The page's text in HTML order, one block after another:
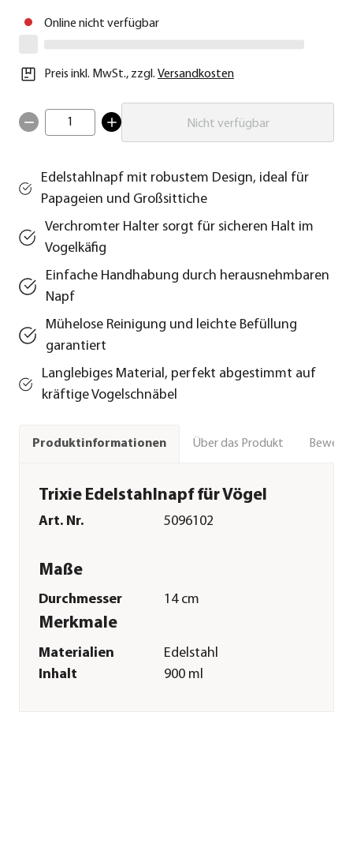
Online nicht verfügbar
Preis inkl. MwSt., zzgl. Versandkosten
1 Nicht verfügbar
Edelstahlnapf mit robustem Design, ideal für
Papageien und Großsittiche
Verchromter Halter sorgt für sicheren Halt im
Vogelkäfig
Einfache Handhabung durch herausnehmbaren
Napf
Mühelose Reinigung und leichte Befüllung
garantiert
Langlebiges Material, perfekt abgestimmt auf
kräftige Vogelschnäbel
Produktinformationen Über das Produkt
Trixie Edelstahlnapf für Vögel
Art. Nr. 5096102
Maße
Durchmesser 14 cm
Merkmale
Materialien
Edelstahl
Inhalt
900 ml